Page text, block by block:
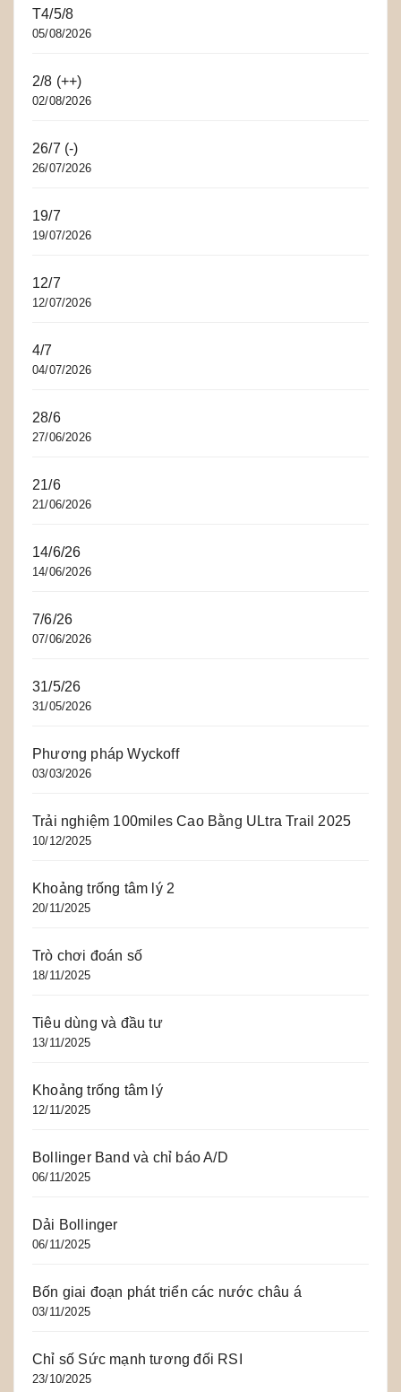
T4/5/8
05/08/2026
2/8 (++)
02/08/2026
26/7 (-)
26/07/2026
19/7
19/07/2026
12/7
12/07/2026
4/7
04/07/2026
28/6
27/06/2026
21/6
21/06/2026
14/6/26
14/06/2026
7/6/26
07/06/2026
31/5/26
31/05/2026
Phương pháp Wyckoff
03/03/2026
Trải nghiệm 100miles Cao Bằng ULtra Trail 2025
10/12/2025
Khoảng trống tâm lý 2
20/11/2025
Trò chơi đoán số
18/11/2025
Tiêu dùng và đầu tư
13/11/2025
Khoảng trống tâm lý
12/11/2025
Bollinger Band và chỉ báo A/D
06/11/2025
Dải Bollinger
06/11/2025
Bốn giai đoạn phát triển các nước châu á
03/11/2025
Chỉ số Sức mạnh tương đối RSI
23/10/2025